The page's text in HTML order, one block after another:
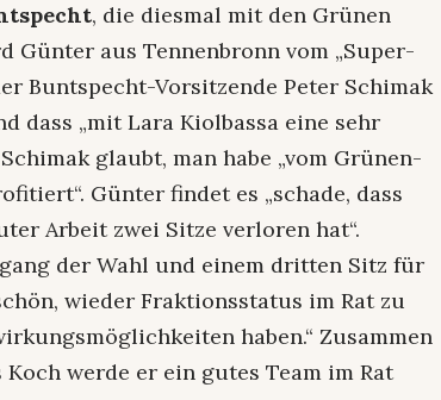
, die diesmal mit den Grünen
Günter aus Tennenbronn vom „Super-
Buntspecht-Vorsitzende Peter Schimak
dass „mit Lara Kiolbassa eine sehr
glaubt, man habe „vom Grünen-
Günter findet es „schade, dass
Arbeit zwei Sitze verloren hat“.
der Wahl und einem dritten Sitz für
wieder Fraktionsstatus im Rat zu
haben.“ Zusammen
werde er ein gutes Team im Rat